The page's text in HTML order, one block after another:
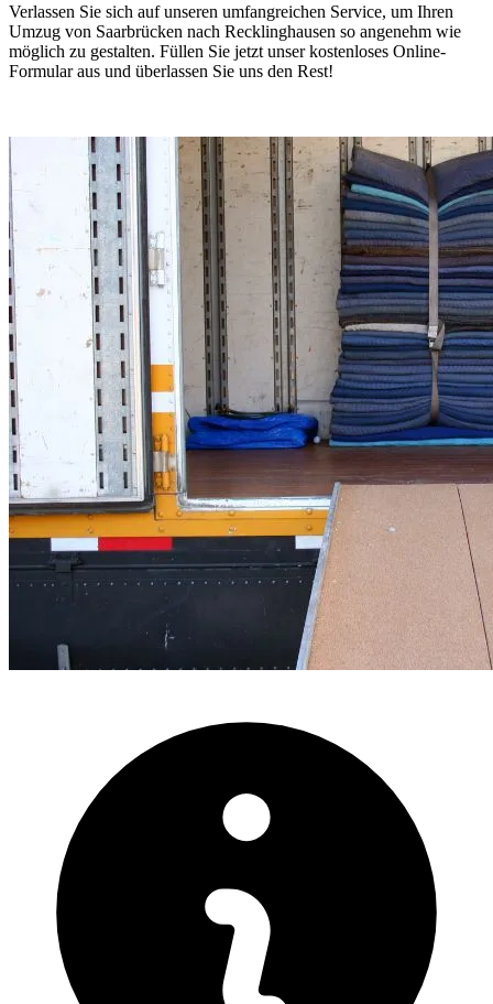
Verlassen Sie sich auf unseren umfangreichen Service, um Ihren
Umzug von Saarbrücken nach Recklinghausen so angenehm wie
möglich zu gestalten. Füllen Sie jetzt unser kostenloses Online-
Formular aus und überlassen Sie uns den Rest!